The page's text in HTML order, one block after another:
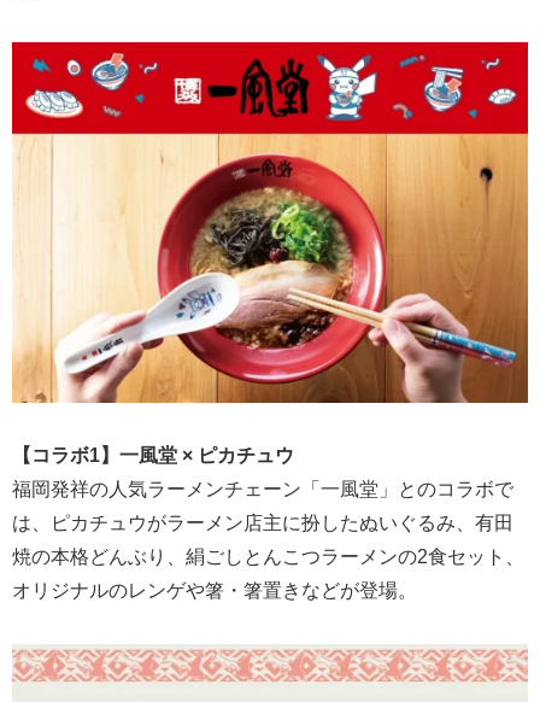
【コラボ1】一風堂 × ピカチュウ
福岡発祥の人気ラーメンチェーン「一風堂」とのコラボで
は、ピカチュウがラーメン店主に扮したぬいぐるみ、有田
焼の本格どんぶり、絹ごしとんこつラーメンの2食セット、
オリジナルのレンゲや箸・箸置きなどが登場。